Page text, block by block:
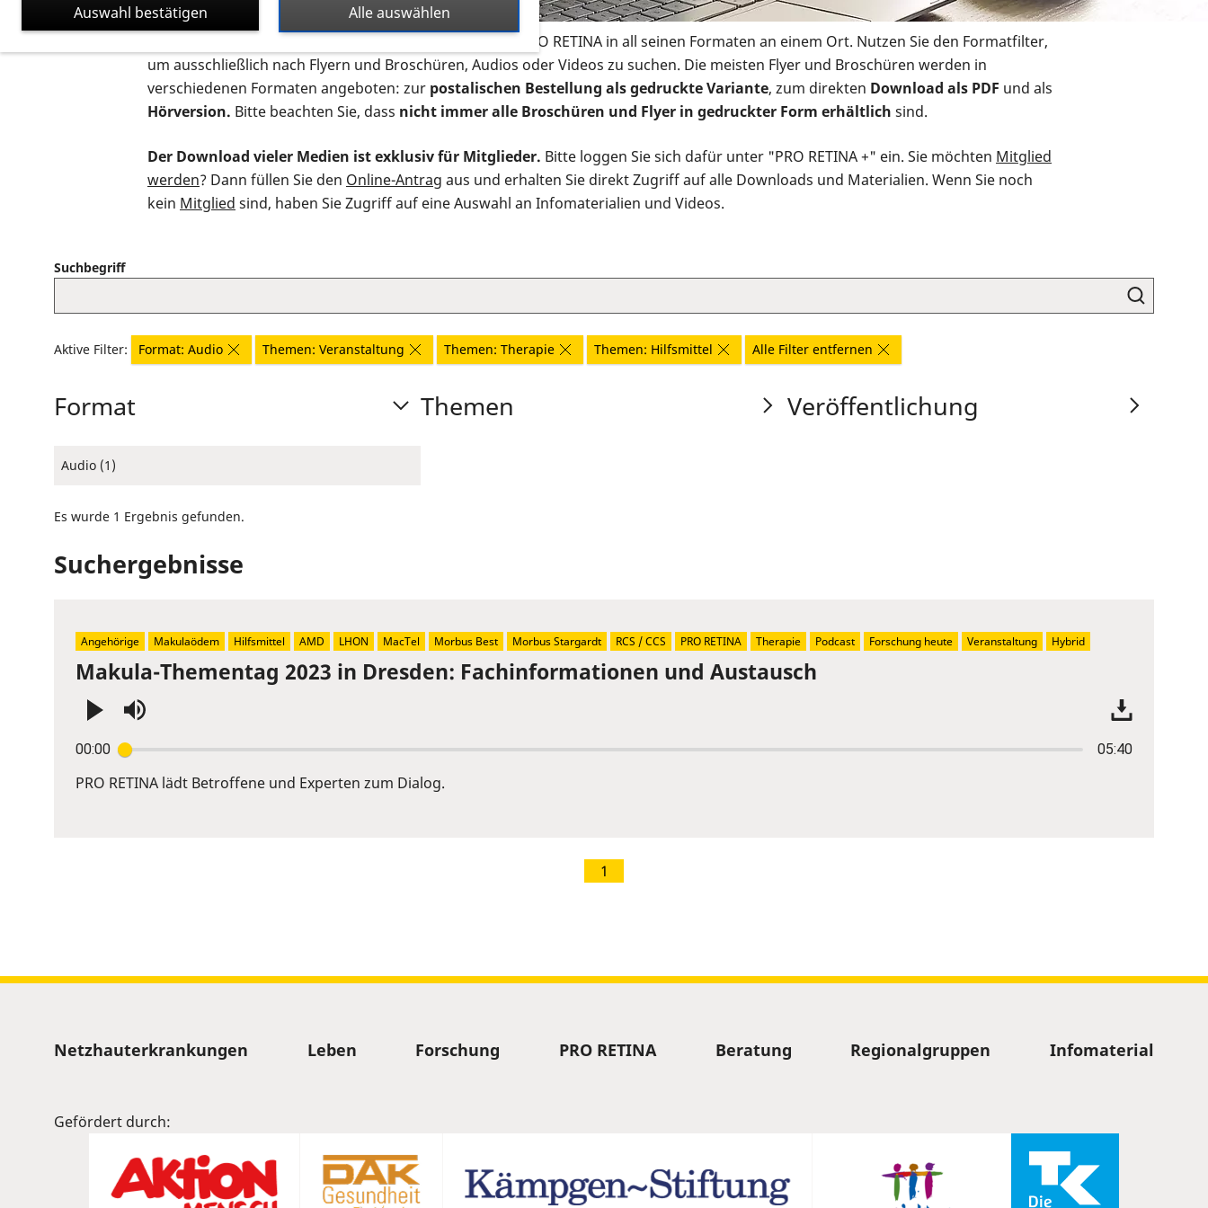
Auf dieser Seite finden Sie sämtliches Infomaterial der PRO RETINA in all seinen Formaten an einem Ort. Nutzen Sie den Formatfilter,
um ausschließlich nach Flyern und Broschüren, Audios oder Videos zu suchen. Die meisten Flyer und Broschüren werden in
verschiedenen Formaten angeboten: zur postalischen Bestellung als gedruckte Variante, zum direkten Download als PDF und als
Hörversion. Bitte beachten Sie, dass nicht immer alle Broschüren und Flyer in gedruckter Form erhältlich sind.
Der Download vieler Medien ist exklusiv für Mitglieder. Bitte loggen Sie sich dafür unter "PRO RETINA +" ein. Sie möchten Mitglied
werden? Dann füllen Sie den Online-Antrag aus und erhalten Sie direkt Zugriff auf alle Downloads und Materialien. Wenn Sie noch
kein Mitglied sind, haben Sie Zugriff auf eine Auswahl an Infomaterialien und Videos.
Suchbegriff
Aktive Filter: Format: Audio Themen: Veranstaltung Themen: Therapie Themen: Hilfsmittel Alle Filter entfernen
Format
Audio (1)
Themen Veröffentlichung
Es wurde 1 Ergebnis gefunden.
Suchergebnisse
Makula-Thementag 2023 in Dresden: Fachinformationen und Austausch
00:00 05:40
Enter
or
PRO RETINA lädt Betroffene und Experten zum Dialog.
Angehörige Makulaödem Hilfsmittel AMD LHON MacTel Morbus Best Morbus Stargardt RCS / CCS PRO RETINA Therapie Podcast Forschung heute Veranstaltung Hybrid
1
Sitemap
Netzhauterkrankungen Leben Forschung PRO RETINA Beratung Regionalgruppen Infomaterial
Gefördert durch:
Alle auswählen
Auswahl bestätigen